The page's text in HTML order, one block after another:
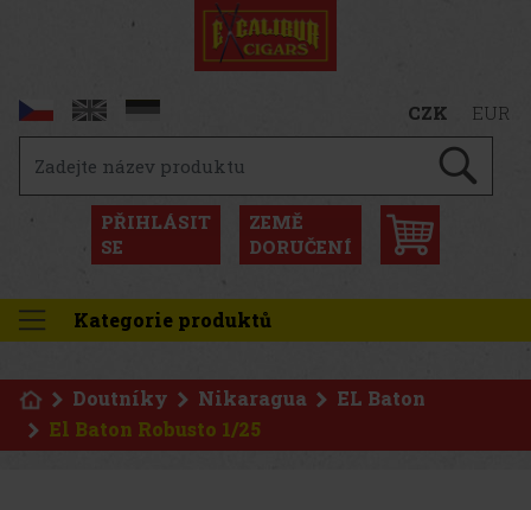
CZK EUR
PŘIHLÁSIT
SE
ZEMĚ
DORUČENÍ
Kategorie produktů
Doutníky Nikaragua
EL Baton
El Baton Robusto 1/25